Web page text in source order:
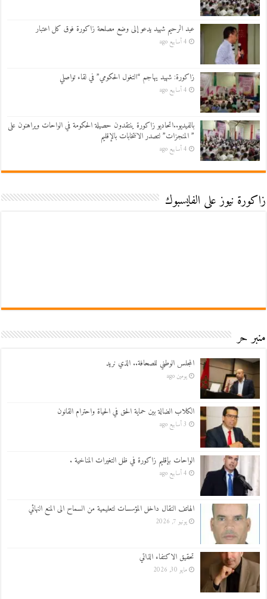
عبد الرحيم شهيد يدعو إلى وضع مصلحة زاكورة فوق كل اعتبار
4 أسابيع ago
زاكورة: شهيد يهاجم “التغول الحكومي” في لقاء تواصلي
4 أسابيع ago
بالفيديو..اتحاديو زاكورة ينتقدون حصيلة الحكومة في الواحات ويراهنون على
” المنجزات” لتصدر الانتخابات بالإقليم
4 أسابيع ago
زاكورة نيوز على الفايسبوك
منبر حر
المجلس الوطني للصحافة.. الذي نريد
يومين ago
الكلاب الضالة بين حماية الحق في الحياة واحترام القانون
3 أسابيع ago
الواحات بإقليم زاكورة في ظل التغيرات المناخية .
4 أسابيع ago
الهاتف النقال داخل المؤسسات لتعليمية من السماح الى المنع النهائي
يونيو 7, 2026
تحقيق الاكتفاء الذاتي
مايو 30, 2026